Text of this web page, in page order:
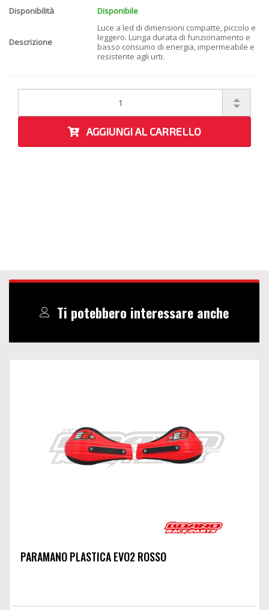
Disponibilità
Disponibile
Descrizione
Luce a led di dimensioni compatte, piccolo e
leggero. Lunga durata di funzionamento e
basso consumo di energia, impermeabile e
resistente agli urti.
AGGIUNGI AL CARRELLO
Ti potebbero interessare anche
PARAMANO PLASTICA EVO2 ROSSO